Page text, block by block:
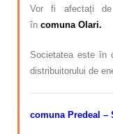
Vor fi afectați de
în comuna Olari.
Societatea este în
distribuitorului de
comuna Predeal –